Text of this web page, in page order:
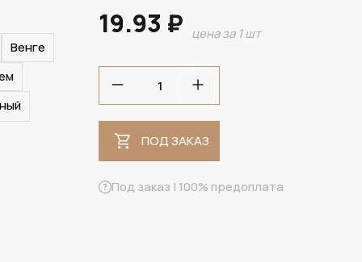
Венге
19.93 ₽ цена за 1 шт
ПОД ЗАКАЗ
Под заказ | 100% предоплата